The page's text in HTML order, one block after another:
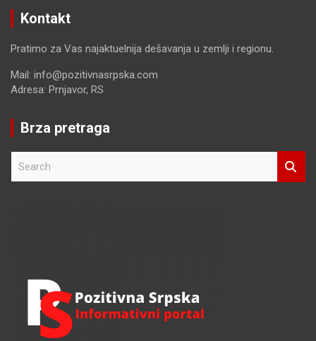
Kontakt
Pratimo za Vas najaktuelnija dešavanja u zemlji i regionu.
Mail: info@pozitivnasrpska.com
Adresa: Prnjavor, RS
Brza pretraga